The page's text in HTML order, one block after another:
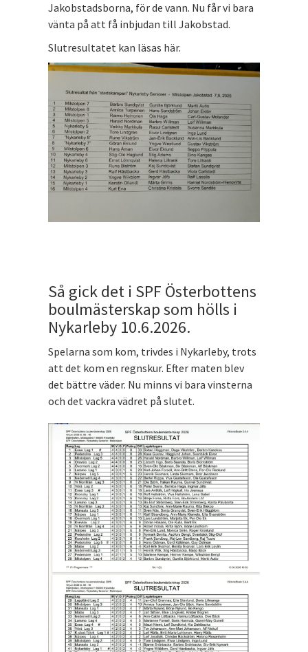
Jakobstadsborna, för de vann. Nu får vi bara
vänta på att få inbjudan till Jakobstad.
Slutresultatet kan läsas här.
Så gick det i SPF Österbottens
boulmästerskap som hölls i
Nykarleby 10.6.2026.
Spelarna som kom, trivdes i Nykarleby, trots
att det kom en regnskur. Efter maten blev
det bättre väder. Nu minns vi bara vinsterna
och det vackra vädret på slutet.